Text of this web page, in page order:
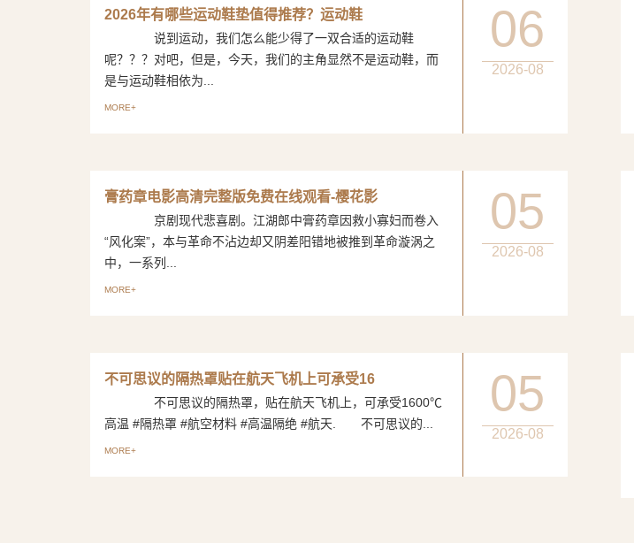
2026年有哪些运动鞋垫值得推荐？运动鞋
说到运动，我们怎么能少得了一双合适的运动鞋
呢？？？对吧，但是，今天，我们的主角显然不是运动鞋，而
是与运动鞋相依为...
MORE+
06
2026-08
膏药章电影高清完整版免费在线观看-樱花影
京剧现代悲喜剧。江湖郎中膏药章因救小寡妇而卷入
“风化案”，本与革命不沾边却又阴差阳错地被推到革命漩涡之
中，一系列...
MORE+
05
2026-08
不可思议的隔热罩贴在航天飞机上可承受16
不可思议的隔热罩，贴在航天飞机上，可承受1600℃
高温 #隔热罩 #航空材料 #高温隔绝 #航天. 不可思议的...
MORE+
05
2026-08